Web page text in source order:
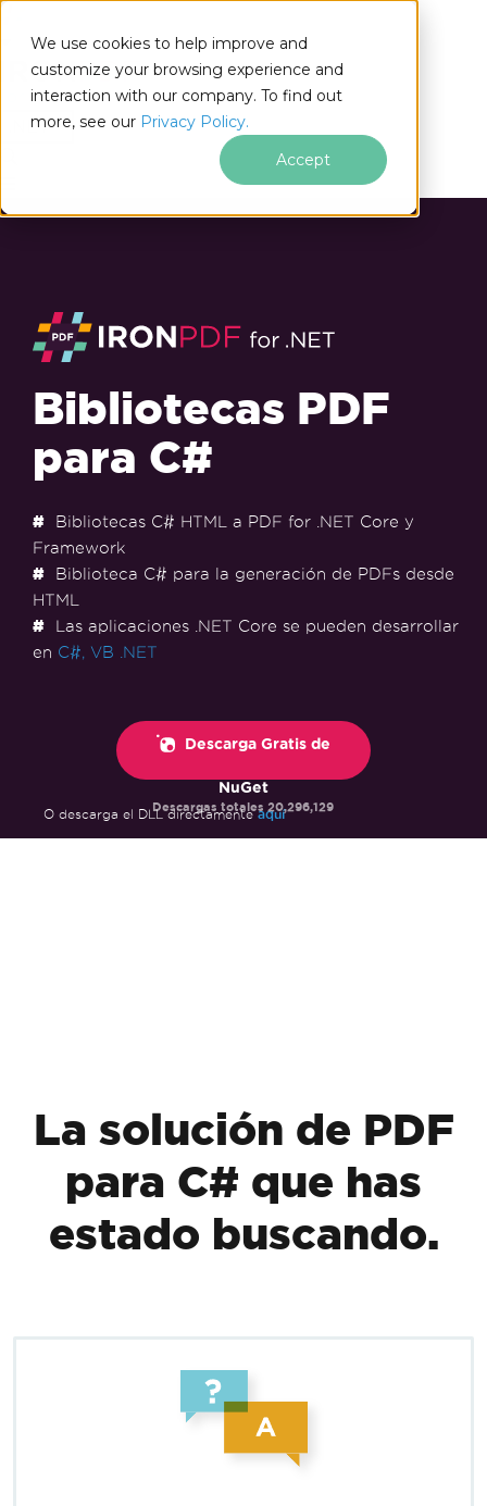
We use cookies to help improve and
customize your browsing experience and
interaction with our company. To find out
more, see our Privacy Policy.
Accept
.NET
Bibliotecas PDF
para C#
Bibliotecas C# HTML a PDF for .NET Core y
Framework
Biblioteca C# para la generación de PDFs desde
HTML
Las aplicaciones .NET Core se pueden desarrollar
en C#, VB .NET
Descarga Gratis de
NuGet
Descargas totales 20,296,129
O descarga el DLL directamenteaquí
La solución de PDF
para C# que has
estado buscando.